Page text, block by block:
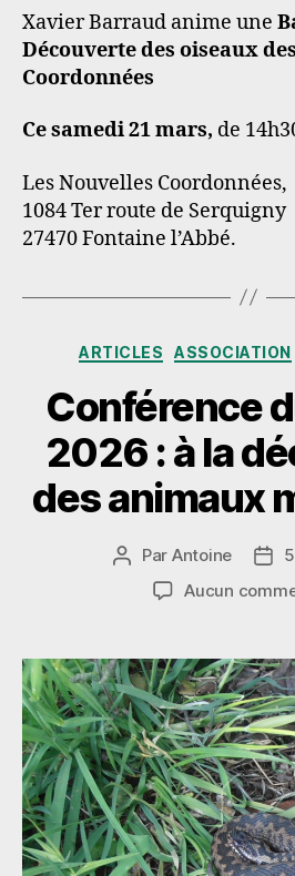
Xavier Barraud anime une
Découverte des oiseaux
Coordonnées
Ce samedi 21 mars, de
Les Nouvelles Coordonnées,
1084 Ter route de Serquigny
27470 Fontaine l’Abbé.
ARTICLES ASSOCIATION
Conférence
2026 : à la
des animaux
Auteur
l’article
Par Antoine
Date
Aucun